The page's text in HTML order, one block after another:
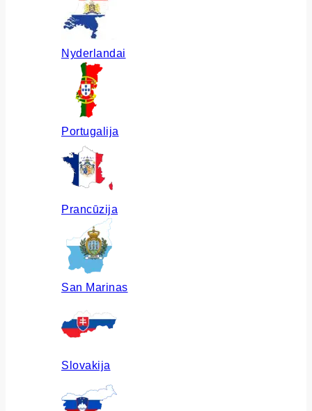
Nyderlandai
Portugalija
Prancūzija
San Marinas
Slovakija